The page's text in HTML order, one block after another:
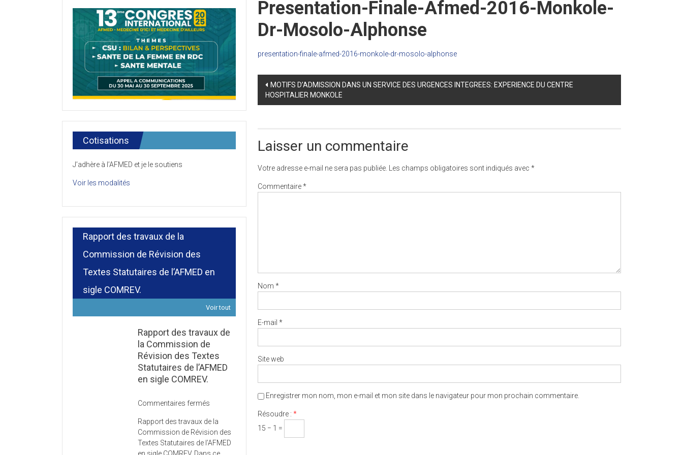
Presentation-Finale-Afmed-2016-Monkole-
Dr-Mosolo-Alphonse
presentation-finale-afmed-2016-monkole-dr-mosolo-alphonse
Post
navigation
MOTIFS D’ADMISSION DANS UN SERVICE DES URGENCES INTEGREES: EXPERIENCE DU CENTRE
HOSPITALIER MONKOLE
Laisser un commentaire
Votre adresse e-mail ne sera pas publiée. Les champs obligatoires sont indiqués avec *
Commentaire*
Nom *
E-mail *
Site web
Enregistrer mon nom, mon e-mail et mon site dans le navigateur pour mon prochain commentaire.
Résoudre : *
15 − 1 =
Cotisations
J’adhère à l’AFMED et je le soutiens
Voir les modalités
Rapport des travaux de la
Commission de Révision des
Textes Statutaires de l’AFMED en
sigle COMREV.
Voir tout
Rapport des travaux de
la Commission de
Révision des Textes
Statutaires de l’AFMED
en sigle COMREV.
Commentaires fermés
des
travaux
de
Rapport des travaux de la
Commission de Révision des
Textes Statutaires de l’AFMED
en sigle COMREV. Dans ce